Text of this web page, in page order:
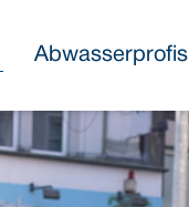
Abwasserprofis